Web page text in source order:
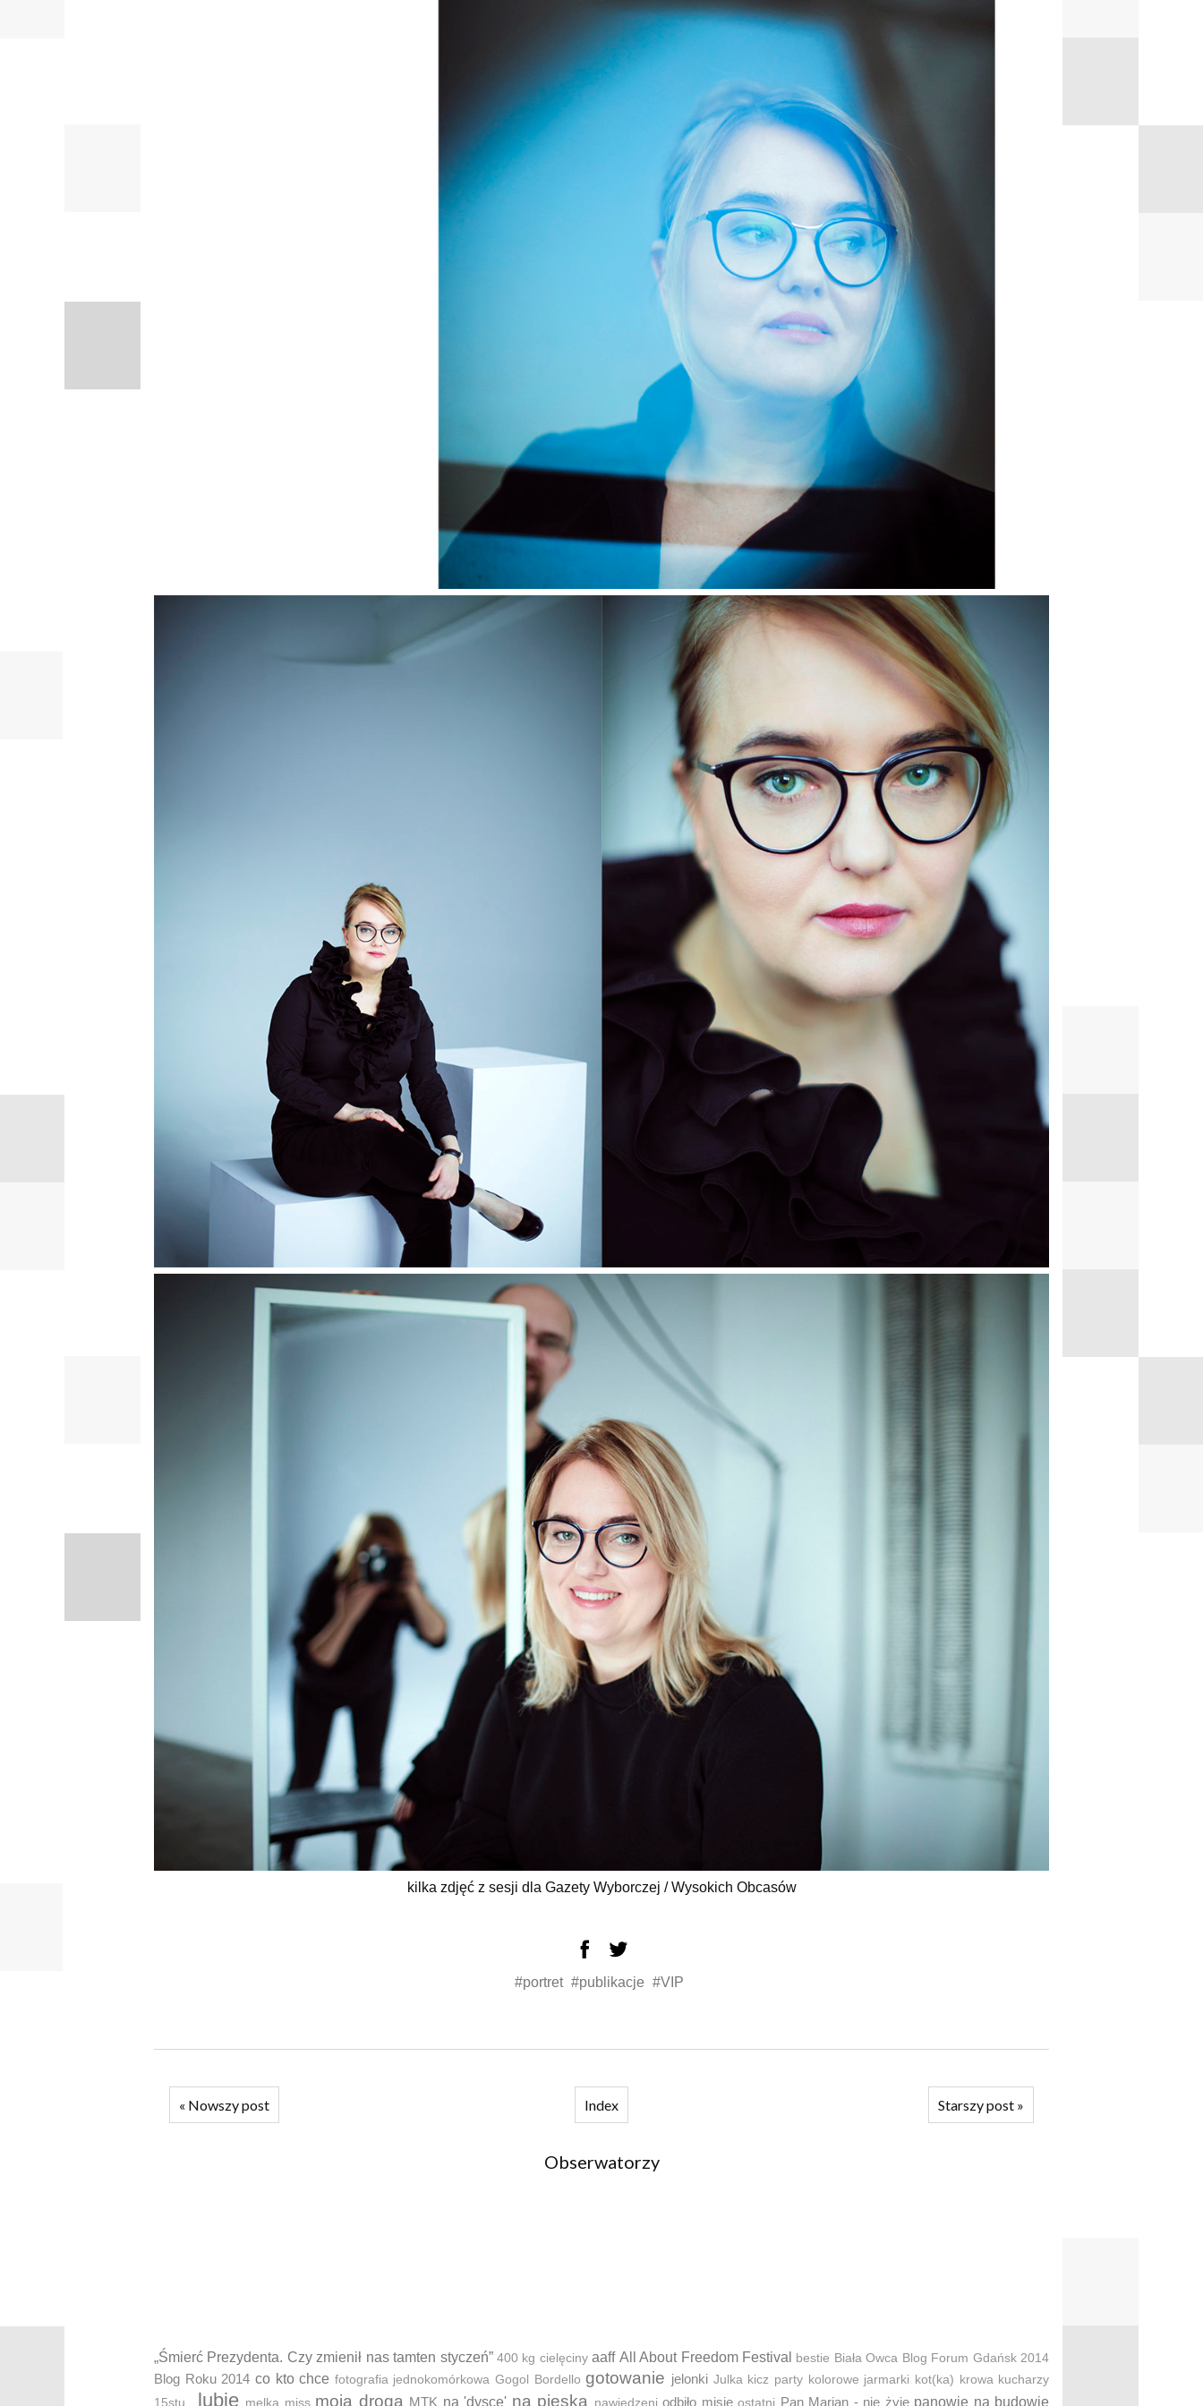
kilka zdjęć z sesji dla Gazety Wyborczej / Wysokich Obcasów
#portret #publikacje #VIP
« Nowszy post Index Starszy post »
Obserwatorzy
„Śmierć Prezydenta. Czy zmienił nas tamten styczeń” 400 kg cielęciny aaff All About Freedom Festival bestie Biała Owca Blog Forum Gdańsk 2014
Blog Roku 2014 co kto chce fotografia jednokomórkowa Gogol Bordello gotowanie jelonki Julka kicz party kolorowe jarmarki kot(ka) krowa kucharzy
15stu..
lubię melka miss moja droga MTK na 'dysce' na pieska nawiedzeni odbiło misię ostatni Pan Marian - nie żyje panowie na budowie